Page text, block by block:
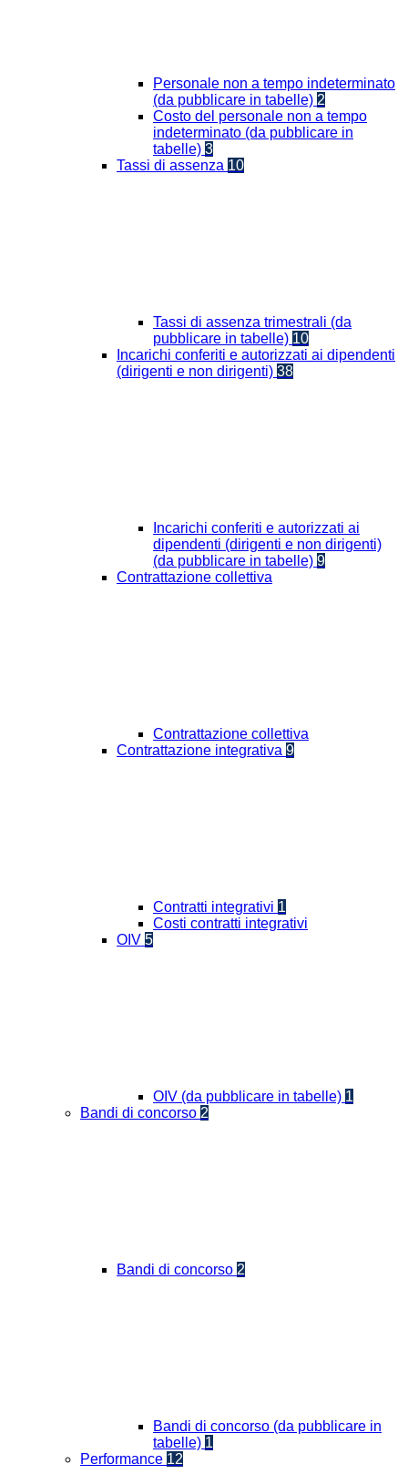
Personale non a tempo indeterminato
(da pubblicare in tabelle) 2
Costo del personale non a tempo
indeterminato (da pubblicare in
tabelle) 3
Tassi di assenza 10
Tassi di assenza trimestrali (da
pubblicare in tabelle) 10
Incarichi conferiti e autorizzati ai dipendenti
(dirigenti e non dirigenti) 38
Incarichi conferiti e autorizzati ai
dipendenti (dirigenti e non dirigenti)
(da pubblicare in tabelle) 9
Contrattazione collettiva
Contrattazione collettiva
Contrattazione integrativa 9
Contratti integrativi 1
Costi contratti integrativi
OIV 5
OIV (da pubblicare in tabelle) 1
Bandi di concorso 2
Bandi di concorso 2
Bandi di concorso (da pubblicare in
tabelle) 1
Performance 12